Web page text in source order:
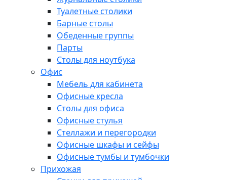
Туалетные столики
Барные столы
Обеденные группы
Парты
Столы для ноутбука
Офис
Мебель для кабинета
Офисные кресла
Столы для офиса
Офисные стулья
Стеллажи и перегородки
Офисные шкафы и сейфы
Офисные тумбы и тумбочки
Прихожая